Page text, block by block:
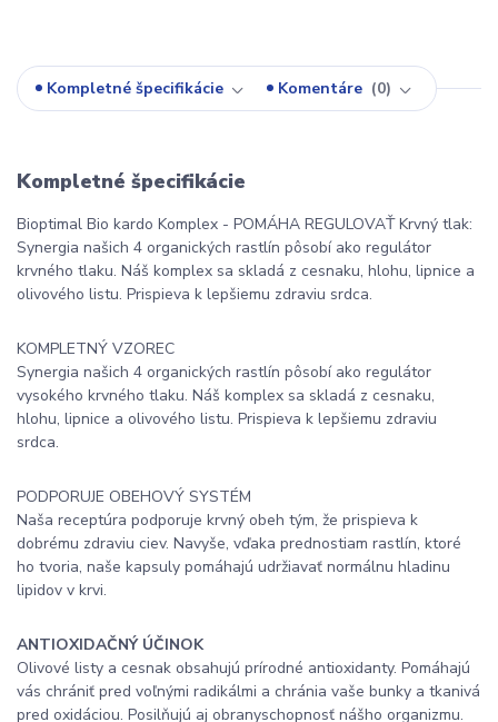
Kompletné špecifikácie Komentáre 0
Kompletné špecifikácie
Bioptimal Bio kardo Komplex - POMÁHA REGULOVAŤ Krvný tlak:
Synergia našich 4 organických rastlín pôsobí ako regulátor
krvného tlaku. Náš komplex sa skladá z cesnaku, hlohu, lipnice a
olivového listu. Prispieva k lepšiemu zdraviu srdca.
KOMPLETNÝ VZOREC
Synergia našich 4 organických rastlín pôsobí ako regulátor
vysokého krvného tlaku. Náš komplex sa skladá z cesnaku,
hlohu, lipnice a olivového listu. Prispieva k lepšiemu zdraviu
srdca.
PODPORUJE OBEHOVÝ SYSTÉM
Naša receptúra ​​podporuje krvný obeh tým, že prispieva k
dobrému zdraviu ciev. Navyše, vďaka prednostiam rastlín, ktoré
ho tvoria, naše kapsuly pomáhajú udržiavať normálnu hladinu
lipidov v krvi.
ANTIOXIDAČNÝ ÚČINOK
Olivové listy a cesnak obsahujú prírodné antioxidanty. Pomáhajú
vás chrániť pred voľnými radikálmi a chránia vaše bunky a tkanivá
pred oxidáciou. Posilňujú aj obranyschopnosť nášho organizmu.